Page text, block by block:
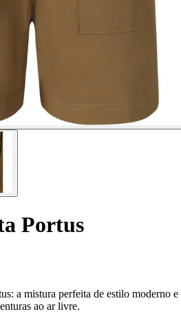
Portus
a mistura perfeita de estilo moderno e
ao ar livre.